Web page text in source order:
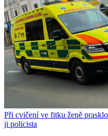
Při cvičení ve fitku ženě
ji policista